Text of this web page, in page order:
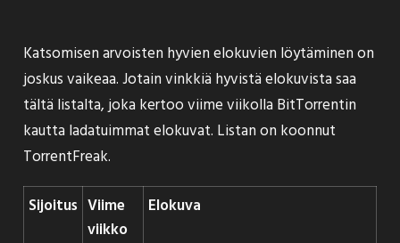
Katsomisen arvoisten hyvien elokuvien löytäminen on
joskus vaikeaa. Jotain vinkkiä hyvistä elokuvista saa
tältä listalta, joka kertoo viime viikolla BitTorrentin
kautta ladatuimmat elokuvat. Listan on koonnut
TorrentFreak.
Sijoitus Viime
viikko
Elokuva